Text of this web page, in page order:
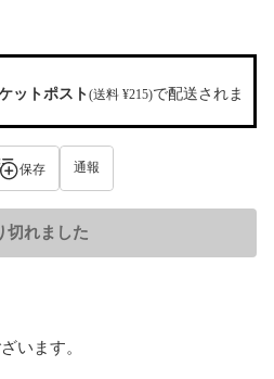
ットポスト(送料 ¥215)で配送されま
保存 通報
切れました
います。